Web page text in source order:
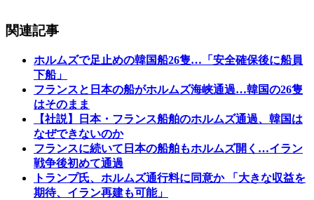
関連記事
ホルムズで足止めの韓国船26隻…「安全確保後に船員
下船」
フランスと日本の船がホルムズ海峡通過…韓国の26隻
はそのまま
【社説】日本・フランス船舶のホルムズ通過、韓国は
なぜできないのか
フランスに続いて日本の船舶もホルムズ開く…イラン
戦争後初めて通過
トランプ氏、ホルムズ通行料に同意か 「大きな収益を
期待、イラン再建も可能」